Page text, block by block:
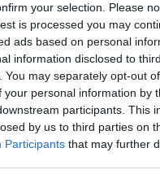
your selection. Please
is processed you may
ads based on personal
information disclosed to
You may separately opt-out
your personal information by
participants. This
by us to third parties on
Participants that may further